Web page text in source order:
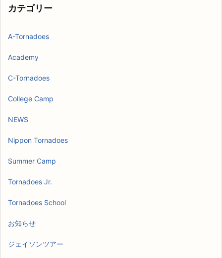
カテゴリー
A-Tornadoes
Academy
C-Tornadoes
College Camp
NEWS
Nippon Tornadoes
Summer Camp
Tornadoes Jr.
Tornadoes School
お知らせ
ジェイソンツアー